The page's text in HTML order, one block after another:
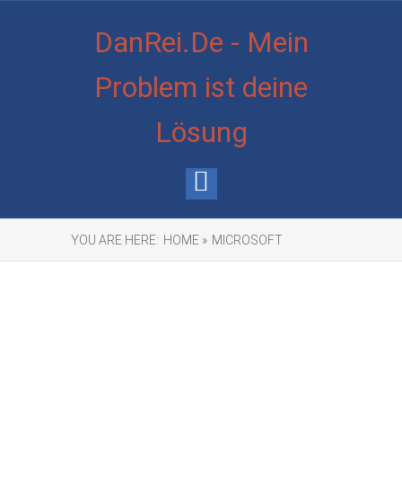
DanRei.De - Mein
Problem ist deine
Lösung
YOU ARE HERE: HOME » MICROSOFT